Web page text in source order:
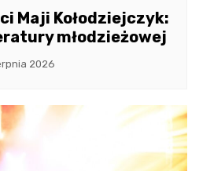
Maji Kołodziejczyk:
młodzieżowej
2026